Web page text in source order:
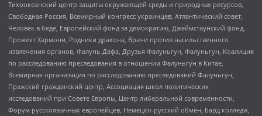
Тихоокеанский центр защиты окружающей среды и природных ресурсов,
Свободная Россия, Всемирный конгресс украинцев, Атлантический совет,
Человек в беде, Европейский фонд за демократию, Джеймстаунский фонд,
Прожект Хармони, Родники дракона, Врачи против насильственного
извлечения органов, Фалунь Дафа, Друзья Фалуньгун, Фалуньгун, Коалиция
по расследованию преследования в отношении Фалуньгун в Китае,
Всемирная организация по расследованию преследований Фалуньгун,
Пражский гражданский центр, Ассоциация школ политических
исследований при Совете Европы, Центр либеральной современности,
Форум русскоязычных европейцев, Немецко-русский обмен, Бард колледж,